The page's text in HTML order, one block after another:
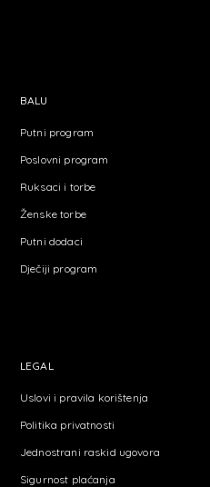
BALU
Putni program
Poslovni program
Ruksaci i torbe
Ženske torbe
Putni dodaci
Dječiji program
LEGAL
Uslovi i pravila korištenja
Politika privatnosti
Jednostrani raskid ugovora
Sigurnost plaćanja